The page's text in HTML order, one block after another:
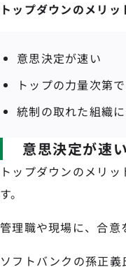
トップダウンのメリッ
意思決定が速い
トップの力量次第
統制の取れた組織
意思決定が速い
トップダウンのメリ
す。
管理職や現場に、合意
ソフトバンクの孫正